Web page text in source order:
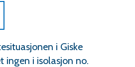
i Giske
ingen i isolasjon no.